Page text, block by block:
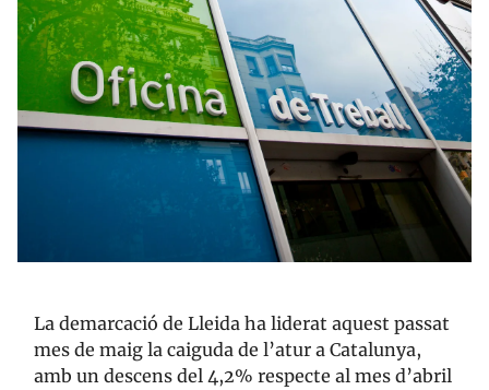
La demarcació de Lleida ha liderat aquest passat
mes de maig la caiguda de l’atur a Catalunya,
amb un descens del 4,2% respecte al mes d’abril